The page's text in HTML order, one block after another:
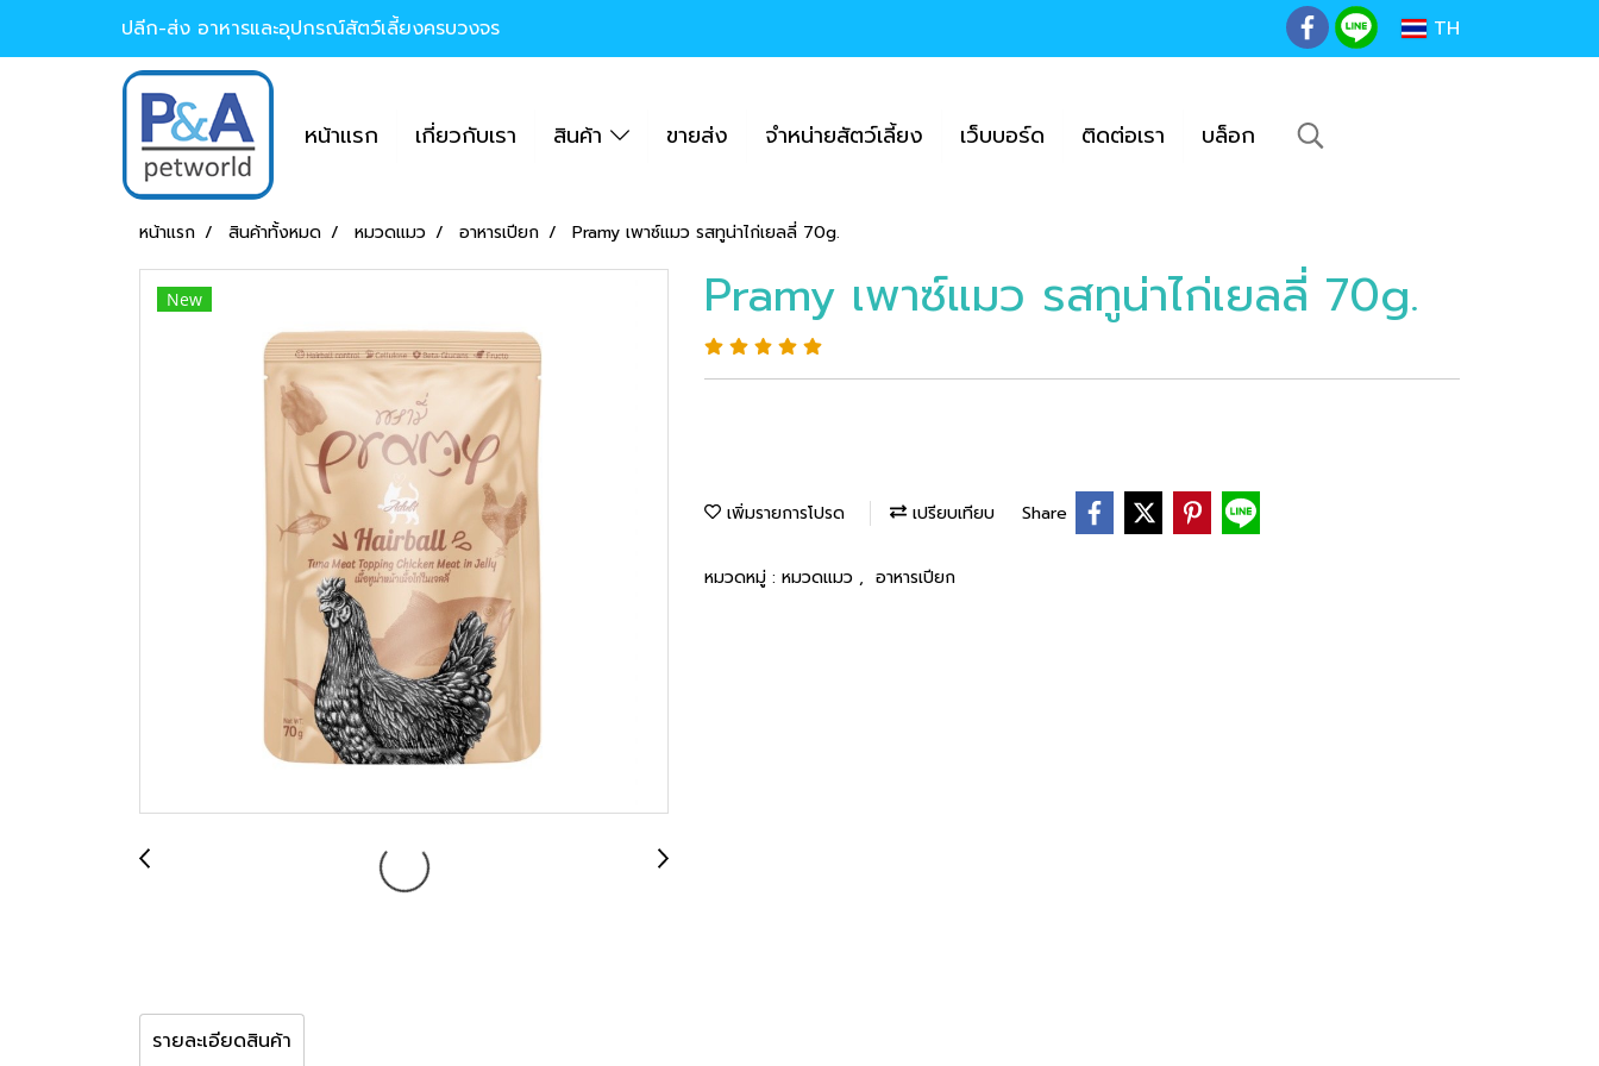
ปลีก-ส่ง อาหารและอุปกรณ์สัตว์เลี้ยงครบวงจร TH
หน้าแรก เกี่ยวกับเรา สินค้า ขายส่ง จำหน่ายสัตว์เลี้ยง เว็บบอร์ด ติดต่อเรา บล็อก
หน้าแรก สินค้าทั้งหมด หมวดแมว อาหารเปียก Pramy เพาซ์แมว รสทูน่าไก่เยลลี่ 70g.
New Pramy เพาซ์แมว รสทูน่าไก่เยลลี่ 70g.
เพิ่มรายการโปรด เปรียบเทียบ Share
หมวดหมู่ : หมวดแมว , อาหารเปียก
รายละเอียดสินค้า